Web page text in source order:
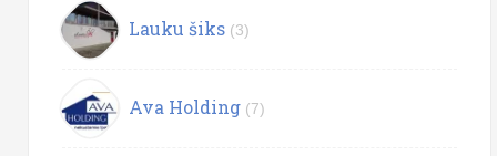
Lauku šiks (3)
Ava Holding (7)